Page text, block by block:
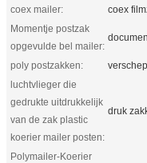
coex mailer:
coex
Momentje postzak
opgevulde bel mailer:
poly postzakken:
luchtvlieger die
gedrukte uitdrukkelijk
van de zak plastic
koerier mailer posten:
druk
Polymailer-Koerier